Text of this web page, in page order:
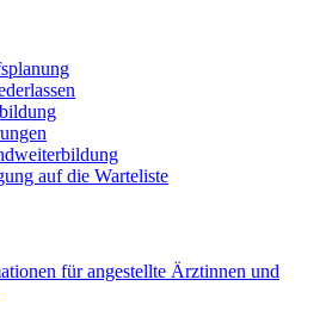
auf die Warteliste
für angestellte Ärztinnen und